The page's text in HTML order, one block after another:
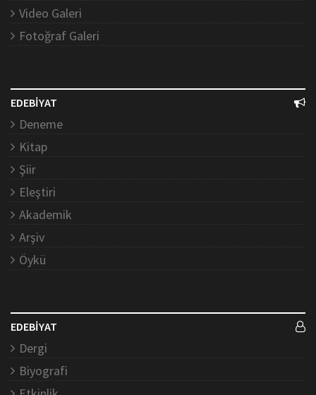
Video Galeri
Fotoğraf Galeri
EDEBİYAT
Deneme
Kitap
Şiir
Eleştiri
Akademik
Arşiv
Öykü
EDEBİYAT
Dergi
Biyografi